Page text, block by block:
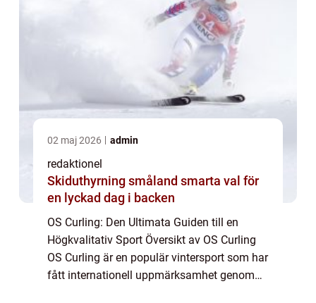
02 maj 2026 admin
redaktionel
Skiduthyrning småland smarta val för
en lyckad dag i backen
OS Curling: Den Ultimata Guiden till en
Högkvalitativ Sport Översikt av OS Curling
OS Curling är en populär vintersport som har
fått internationell uppmärksamhet genom